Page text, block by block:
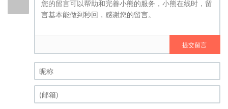
提交留言
昵称 (必填)